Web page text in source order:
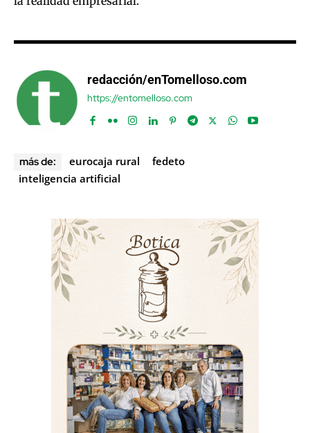
redacción/enTomelloso.com
https://entomelloso.com
más de: eurocaja rural
fedeto
inteligencia artificial